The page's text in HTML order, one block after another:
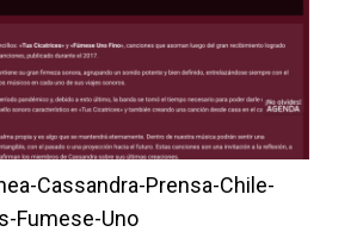
Cassandra-Prensa-Chile-
Fumese-Uno